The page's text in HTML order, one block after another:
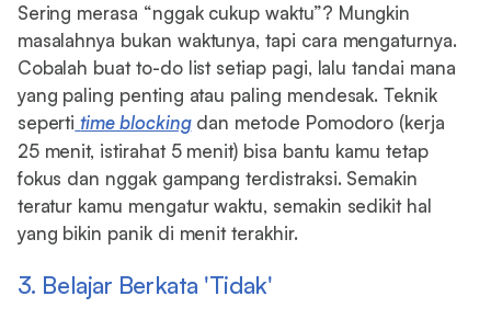
Sering merasa “nggak cukup waktu”? Mungkin
masalahnya bukan waktunya, tapi cara mengaturnya.
Cobalah buat to-do list setiap pagi, lalu tandai mana
yang paling penting atau paling mendesak. Teknik
seperti time blockingdan metode Pomodoro (kerja
25 menit, istirahat 5 menit) bisa bantu kamu tetap
fokus dan nggak gampang terdistraksi. Semakin
teratur kamu mengatur waktu, semakin sedikit hal
yang bikin panik di menit terakhir.
3. Belajar Berkata 'Tidak'